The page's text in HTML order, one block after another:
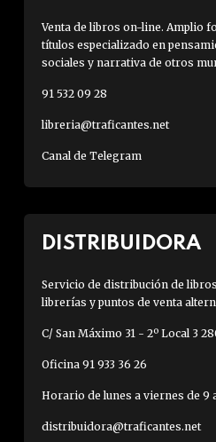
Venta de libros on-line. Amplio
títulos especializado en
sociales y narrativa de otros
91 532 09 28
libreria@traficantes.net
Canal de Telegram
DISTRIBUIDORA
Servicio de distribución de
librerías y puntos de venta
C/ San Máximo 31 - 2º Local 3
Oficina 91 933 36 26
Horario de lunes a viernes de 9 a
distribuidora@traficantes.net